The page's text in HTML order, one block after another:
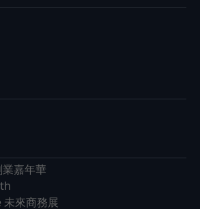
嘉年華
來商務展